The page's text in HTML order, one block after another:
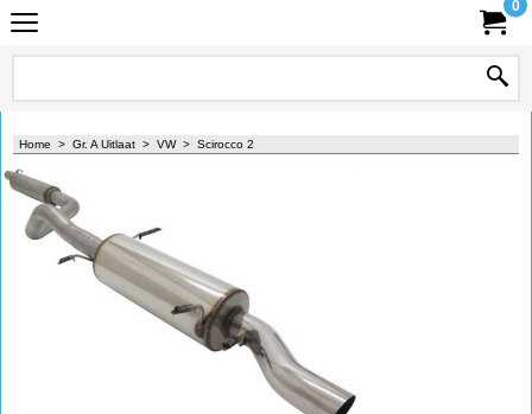
0
Home > Gr. A Uitlaat > VW> Scirocco 2